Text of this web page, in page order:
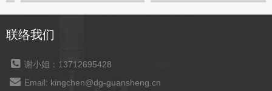
联络我们
谢小姐：13712695428
Email: kingchen@dg-guansheng.cn